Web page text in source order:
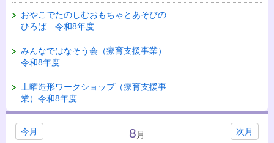
おやこでたのしむおもちゃとあそびの
ひろば 令和8年度
みんなではなそう会（療育支援事業）
令和8年度
土曜造形ワークショップ（療育支援事
業）令和8年度
今月 次月
8 月